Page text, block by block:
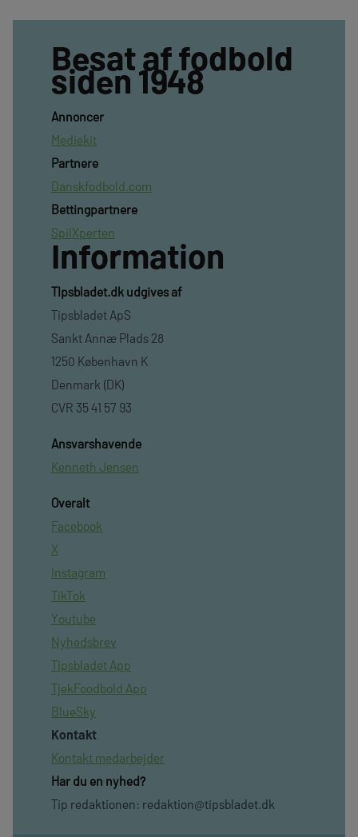
Besat af fodbold
siden 1948
Annoncer
Mediekit
Partnere
Danskfodbold.com
Bettingpartnere
SpilXperten
Information
TIpsbladet.dk udgives af
Tipsbladet ApS
Sankt Annæ Plads 28
1250 København K
Denmark (DK)
CVR 35 41 57 93
Ansvarshavende
Kenneth Jensen
Overalt
Facebook
X
Instagram
TikTok
Youtube
Nyhedsbrev
Tipsbladet App
TjekFoodbold App
BlueSky
Kontakt
Kontakt medarbejder
Har du en nyhed?
Tip redaktionen: redaktion@tipsbladet.dk